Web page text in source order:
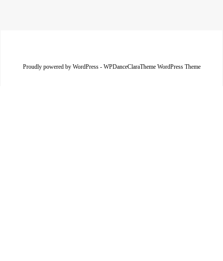
Proudly powered by WordPress- WPDanceClaraTheme WordPress Theme